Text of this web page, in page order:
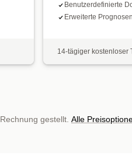
Benutzerdefinierte
Erweiterte
14-tägiger kostenloser
gestellt. Alle